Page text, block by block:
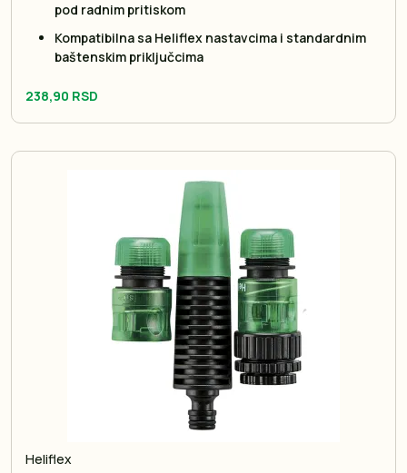
pod radnim pritiskom
Kompatibilna sa Heliflex nastavcima i standardnim
baštenskim priključcima
238,90 RSD
Heliflex